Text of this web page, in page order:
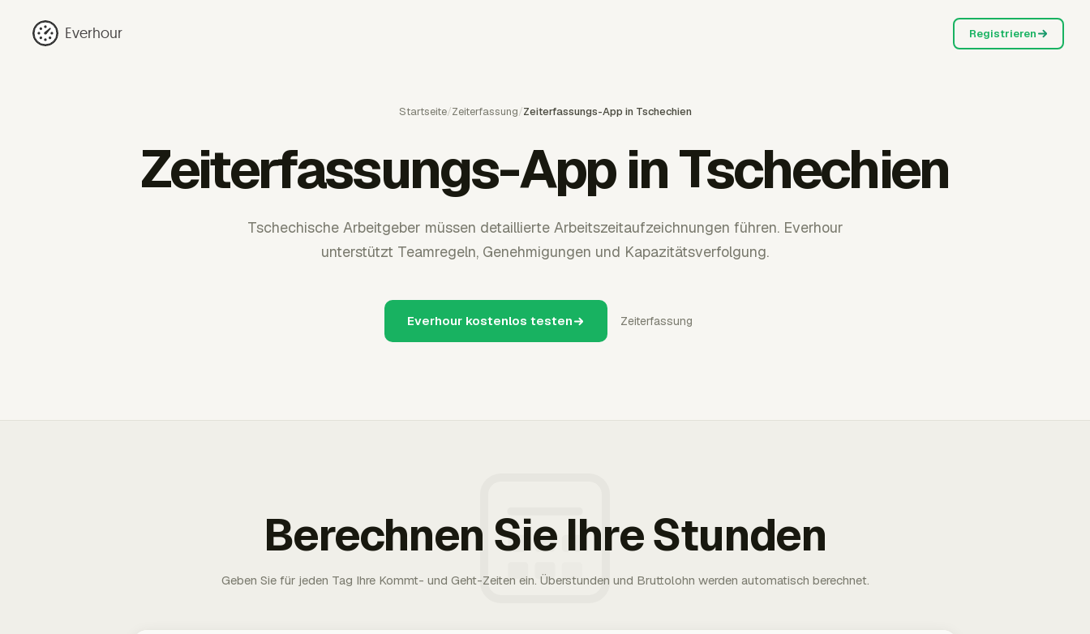
Everhour Registrieren
Startseite/Zeiterfassung/Zeiterfassungs-App in Tschechien
Zeiterfassungs-App in Tschechien
Tschechische Arbeitgeber müssen detaillierte Arbeitszeitaufzeichnungen führen. Everhour
unterstützt Teamregeln, Genehmigungen und Kapazitätsverfolgung.
Everhour kostenlos testen Zeiterfassung
Berechnen Sie Ihre Stunden
Geben Sie für jeden Tag Ihre Kommt- und Geht-Zeiten ein. Überstunden und Bruttolohn werden automatisch berechnet.